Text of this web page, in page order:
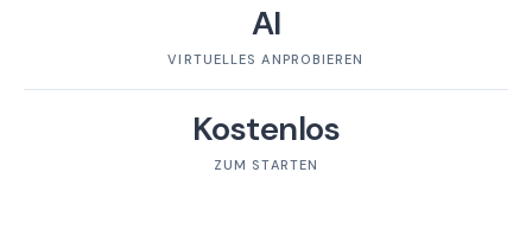
AI
VIRTUELLES ANPROBIEREN
Kostenlos
ZUM STARTEN